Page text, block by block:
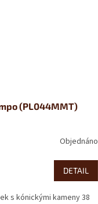
(PL044MMT)
Objednáno
DETAIL
s kónickými kameny 38